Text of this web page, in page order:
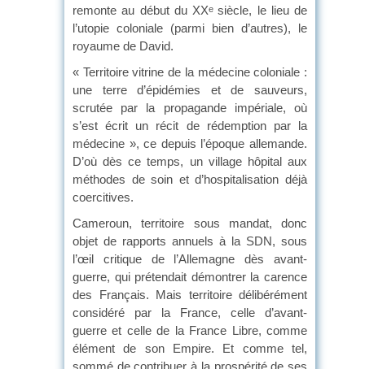
remonte au début du XXesiècle, le lieu de
l’utopie coloniale (parmi bien d’autres), le
royaume de David.
« Territoire vitrine de la médecine coloniale :
une terre d’épidémies et de sauveurs,
scrutée par la propagande impériale, où
s’est écrit un récit de rédemption par la
médecine », ce depuis l’époque allemande.
D’où dès ce temps, un village hôpital aux
méthodes de soin et d’hospitalisation déjà
coercitives.
Cameroun, territoire sous mandat, donc
objet de rapports annuels à la SDN, sous
l’œil critique de l’Allemagne dès avant-
guerre, qui prétendait démontrer la carence
des Français. Mais territoire délibérément
considéré par la France, celle d’avant-
guerre et celle de la France Libre, comme
élément de son Empire. Et comme tel,
sommé de contribuer à la prospérité de ses